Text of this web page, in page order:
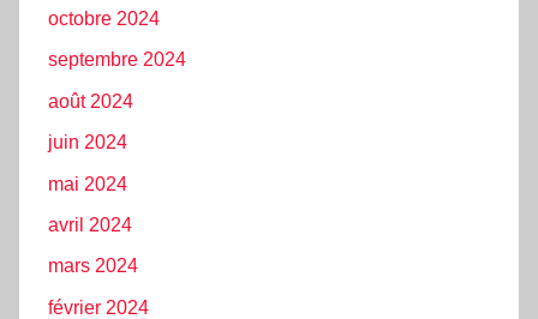
octobre 2024
septembre 2024
août 2024
juin 2024
mai 2024
avril 2024
mars 2024
février 2024